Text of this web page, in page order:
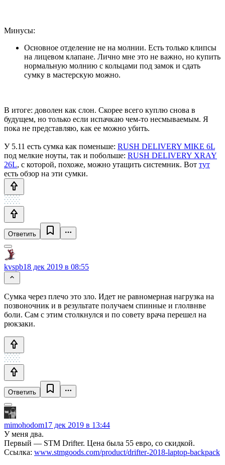
Минусы:
Основное отделение не на молнии. Есть только клипсы
на лицевом клапане. Лично мне это не важно, но купить
нормальную молнию с кольцами под замок и сдать
сумку в мастерскую можно.
В итоге: доволен как слон. Скорее всего куплю снова в
будущем, но только если испачкаю чем-то несмываемым. Я
пока не представляю, как ее можно убить.
У 5.11 есть сумка как поменьше: RUSH DELIVERY MIKE 6L
под мелкие ноуты, так и побольше: RUSH DELIVERY XRAY
26L, с которой, похоже, можно утащить системник. Вот тут
есть обзор на эти сумки.
Ответить
kvspb18 дек 2019 в 08:55
Сумка через плечо это зло. Идет не равномерная нагрузка на
позвоночник и в результате получаем спинные и глолвнве
боли. Сам с этим столкнулся и по совету врача перешел на
рюкзаки.
Ответить
mimohodom17 дек 2019 в 13:44
У меня два.
Первый — STM Drifter. Цена была 55 евро, со скидкой.
Ссылка: www.stmgoods.com/product/drifter-2018-laptop-backpack